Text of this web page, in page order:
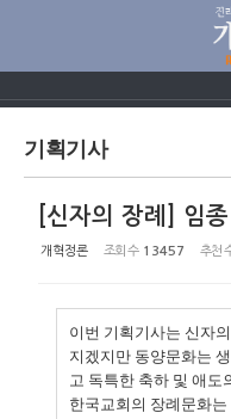
기획기사
[신자의 장례] 임종
개혁정론 조회 수 13457 추천
이번 기획기사는 신자
지겠지만 동양문화는
고 독특한 축하 및 애도
한국교회의 장례문화